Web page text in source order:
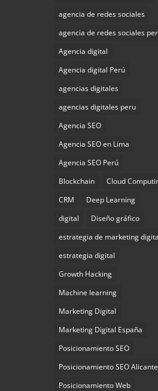
agencia de redes sociales
agencia de redes sociales
Agencia digital
Agencia digital Perú
agencias digitales
agencias digitales peru
Agencia SEO
Agencia SEO en Lima
Agencia SEO Perú
Blockchain
Cloud
CRM
Deep Learning
digital
Diseño gráfico
estrategia de marketing
estrategia digital
Growth Hacking
Machine learning
Marketing Digital
Marketing Digital España
Posicionamiento SEO
Posicionamiento SEO Alicante
Posicionamiento Web